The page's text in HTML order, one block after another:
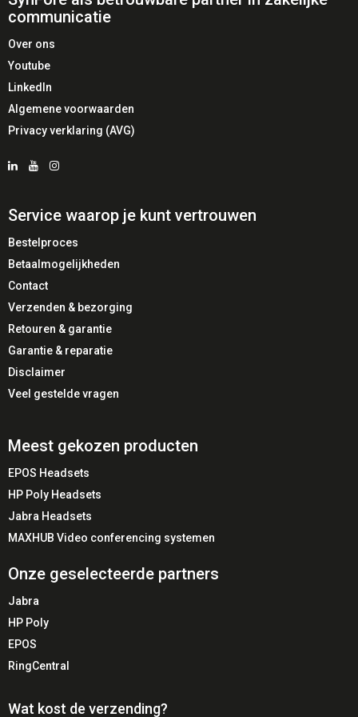
Technologie SIP / VoIP
Audio
SIP-accounts 2
Artikelnummer
⭐ Belangrijkste kenmerken
🎤 Twee draadloze DECT-microfoons
📡 Stabiele SIP-verbinding
🔊 Full duplex audio
🌐 PoE-ondersteuning
🏢 Ideaal voor professionele vergaderruimtes
💼 Flexibele microfoonplaatsing
Directiekamers
Bedrijven met VoIP-infrastructuur
Hybride vergaderopstellingen
✅ Voordelen
✔️ Optimale spraakdekking in de ruimte
✔️ Professionele audiokwaliteit
✔️ Flexibele microfoonopstelling
✔️ Betrouwbare DECT-technologie
communicatie
Over ons
Youtube
LinkedIn
Algemene voorwaarden
Privacy verklaring (AVG)
Service waarop je kunt vertrouwen
Bestelproces
Betaalmogelijkheden
Contact
Verzenden & bezorging
Retouren & garantie
Garantie & reparatie
Disclaimer
Veel gestelde vragen
Meest gekozen producten
EPOS Headsets
HP Poly Headsets
Jabra Headsets
MAXHUB Video conferencing systemen
Onze geselecteerde partners
Jabra
HP Poly
EPOS
RingCentral
Wat kost de verzending?